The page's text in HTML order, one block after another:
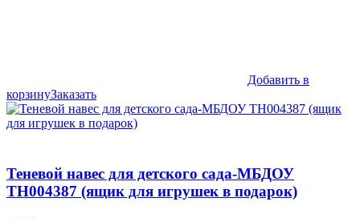
Добавить в
корзинуЗаказать
Теневой навес для детского сада-МБДОУ
ТН004387 (ящик для игрушек в подарок)